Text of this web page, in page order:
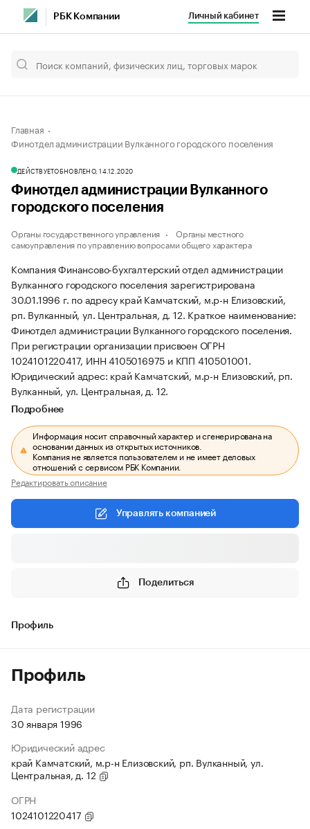
РБК Компании Личный кабинет
Главная
Финотдел администрации Вулканного городского поселения
ДЕЙСТВУЕТОБНОВЛЕНО, 14.12.2020
Финотдел администрации Вулканного
городского поселения
Органы государственного управления
Органы местного
самоуправления по управлению вопросами общего характера
Компания Финансово-бухгалтерский отдел администрации
Вулканного городского поселения зарегистрирована
30.01.1996 г. по адресу край Камчатский, м.р-н Елизовский,
рп. Вулканный, ул. Центральная, д. 12. Краткое наименование:
Финотдел администрации Вулканного городского поселения.
При регистрации организации присвоен ОГРН
1024101220417, ИНН 4105016975 и КПП 410501001.
Юридический адрес: край Камчатский, м.р-н Елизовский, рп.
Вулканный, ул. Центральная, д. 12.
Подробнее
Информация носит справочный характер и сгенерирована на
основании данных из открытых источников.
Компания не является пользователем и не имеет деловых
отношений с сервисом РБК Компании.
Редактировать описание
Управлять компанией
Поделиться
Профиль
Профиль
Дата регистрации
30 января 1996
Юридический адрес
край Камчатский, м.р-н Елизовский, рп. Вулканный, ул.
Центральная, д. 12
ОГРН
1024101220417